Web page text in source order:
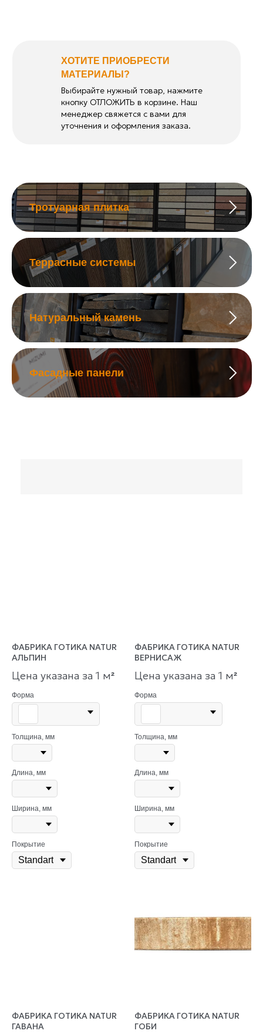
Выбирайте нужный товар, нажмите
кнопку ОТЛОЖИТЬ в корзине. Наш
менеджер свяжется с вами для
уточнения и оформления заказа.
ХОТИТЕ ПРИОБРЕСТИ
МАТЕРИАЛЫ?
Тротуарная плитка
Террасные системы
Натуральный камень
Фасадные панели
ФАБРИКА ГОТИКА NATUR
АЛЬПИН
Цена указана за 1 м²
Форма
Толщина, мм
Длина, мм
Ширина, мм
Покрытие
ФАБРИКА ГОТИКА NATUR
ВЕРНИСАЖ
Цена указана за 1 м²
Форма
Толщина, мм
Длина, мм
Ширина, мм
Покрытие
ФАБРИКА ГОТИКА NATUR
ГАВАНА
ФАБРИКА ГОТИКА NATUR
ГОБИ